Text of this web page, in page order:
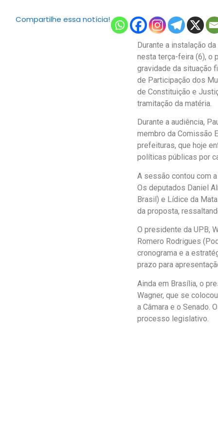
Compartilhe essa notícia!
Durante a instalação
nesta terça-feira (6), o
gravidade da situação
de Participação dos
de Constituição e
tramitação da matéria.
Durante a audiência,
membro da Comissão
prefeituras, que hoje
políticas públicas por
A sessão contou com
Os deputados Daniel
Brasil) e Lídice da
da proposta,
O presidente da UPB,
Romero Rodrigues
cronograma e a
prazo para
Ainda em Brasília, o
Wagner, que se
a Câmara e o Senado.
processo legislativo.